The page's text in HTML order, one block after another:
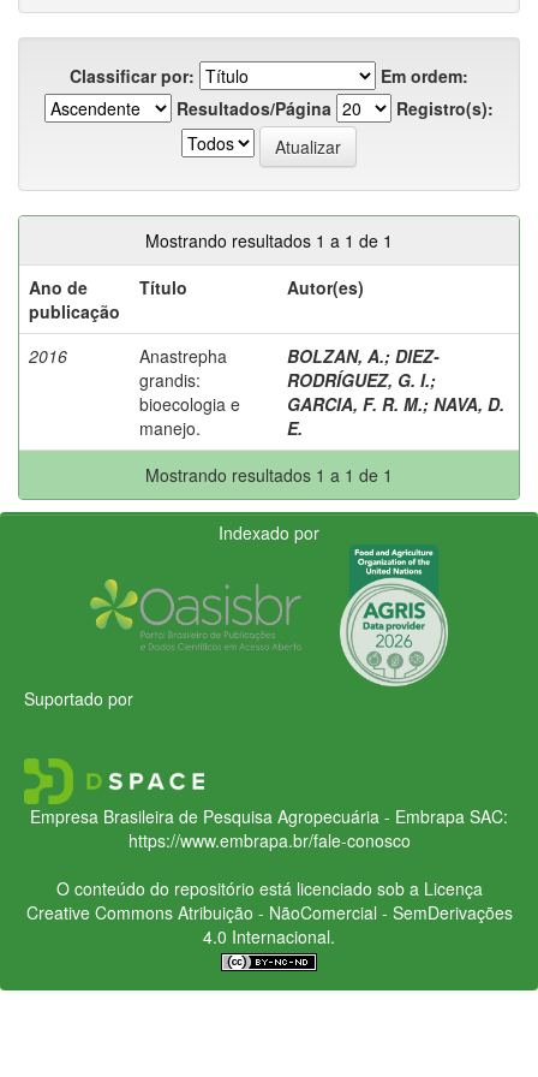
Classificar por:
Em ordem:
Resultados/Página
Registro(s):
Mostrando resultados 1 a 1 de 1
Ano de
publicação
Título Autor(es)
2016
Anastrepha
grandis:
bioecologia e
manejo.
BOLZAN, A.; DIEZ-
RODRÍGUEZ, G. I.;
GARCIA, F. R. M.; NAVA, D.
E.
Mostrando resultados 1 a 1 de 1
Indexado por
Suportado por
Empresa Brasileira de Pesquisa Agropecuária - Embrapa SAC:
https://www.embrapa.br/fale-conosco
O conteúdo do repositório está licenciado sob a Licença
Creative CommonsAtribuição - NãoComercial - SemDerivações
4.0 Internacional.